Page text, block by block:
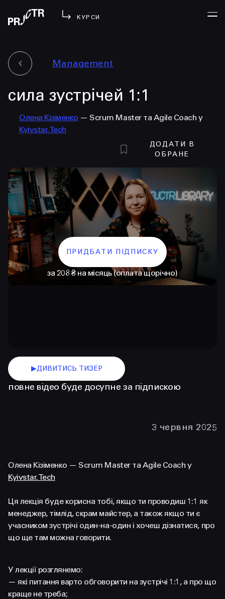
КУРСИ
МЕНЮ
у проджі
бібліотека
менторство
блог
вийти
УВІЙТИ
+38 097 015 92 72
+38 099 236 68 38
Management
сила зустрічей 1:1
Олена Кізіменко — Scrum Master та Agile Coach у
Kyivstar.Tech
ДОДАТИ В
ОБРАНЕ
ПРИДБАТИ ПІДПИСКУ
за 208 ₴ на місяць (оплата щорічно)
▶ДИВИТИСЬ ТИЗЕР
повне відео буде досупне за підпискою
3 червня 2025
Олена Кізіменко — Scrum Master та Agile Coach у
Kyivstar.Tech
Ця лекція буде корисна тобі, якщо ти проводиш 1:1 як
менеджер, тімлід, скрам майстер, а також якщо ти є
учасником зустрічі один-на-один і хочеш дізнатися, про
що ще там можна говорити.
У лекції розглянемо:
— які питання варто обговорити на зустрічі 1:1, а про що
краще не треба;